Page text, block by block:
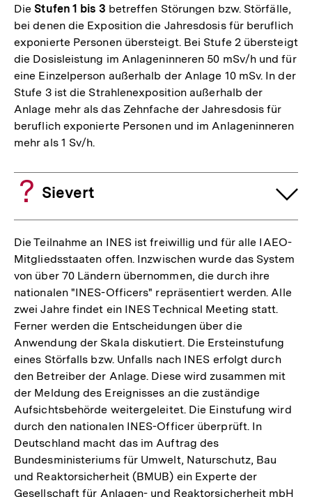
DieStufen 1 bis 3 betreffen Störungen bzw. Störfälle,
bei denen die Exposition die Jahresdosis für beruflich
exponierte Personen übersteigt. Bei Stufe 2 übersteigt
die Dosisleistung im Anlageninneren 50 mSv/h und für
eine Einzelperson außerhalb der Anlage 10 mSv. In der
Stufe 3 ist die Strahlenexposition außerhalb der
Anlage mehr als das Zehnfache der Jahresdosis für
beruflich exponierte Personen und im Anlageninneren
mehr als 1 Sv/h.
Sievert
Die Teilnahme an INES ist freiwillig und für alle IAEO-
Mitgliedsstaaten offen. Inzwischen wurde das System
von über 70 Ländern übernommen, die durch ihre
nationalen "INES-Officers" repräsentiert werden. Alle
zwei Jahre findet ein INES Technical Meeting statt.
Ferner werden die Entscheidungen über die
Anwendung der Skala diskutiert. Die Ersteinstufung
eines Störfalls bzw. Unfalls nach INES erfolgt durch
den Betreiber der Anlage. Diese wird zusammen mit
der Meldung des Ereignisses an die zuständige
Aufsichtsbehörde weitergeleitet. Die Einstufung wird
durch den nationalen INES-Officer überprüft. In
Deutschland macht das im Auftrag des
Bundesministeriums für Umwelt, Naturschutz, Bau
und Reaktorsicherheit (BMUB) ein Experte der
Gesellschaft für Anlagen- und Reaktorsicherheit mbH